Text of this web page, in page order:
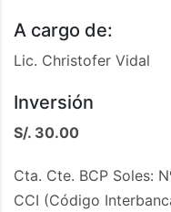
A cargo de:
Lic. Christofer Vidal
Inversión
S/. 30.00
Cta. Cte. BCP Soles:
CCI (Código